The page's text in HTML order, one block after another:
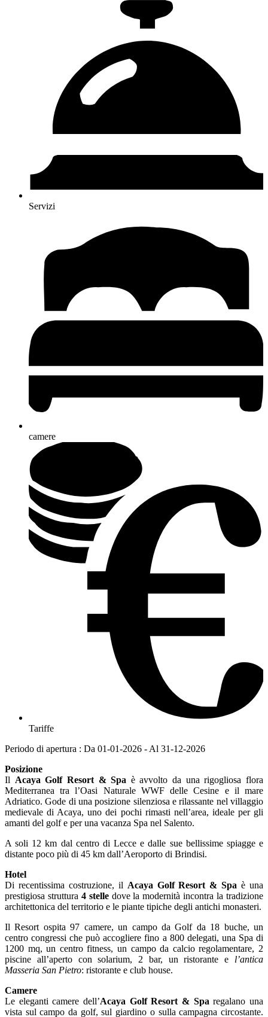
Servizi
camere
Tariffe
Periodo di apertura : Da 01-01-2026 - Al 31-12-2026
Posizione
Il Acaya Golf Resort & Spa è avvolto da una rigogliosa flora
Mediterranea tra l’Oasi Naturale WWF delle Cesine e il mare
Adriatico. Gode di una posizione silenziosa e rilassante nel villaggio
medievale di Acaya, uno dei pochi rimasti nell’area, ideale per gli
amanti del golf e per una vacanza Spa nel Salento.
A soli 12 km dal centro di Lecce e dalle sue bellissime spiagge e
distante poco più di 45 km dall’Aeroporto di Brindisi.
Hotel
Di recentissima costruzione, il Acaya Golf Resort & Spaè una
prestigiosa struttura 4 stelledove la modernità incontra la tradizione
architettonica del territorio e le piante tipiche degli antichi monasteri.
Il Resort ospita 97 camere, un campo da Golf da 18 buche, un
centro congressi che può accogliere fino a 800 delegati, una Spa di
1200 mq, un centro fitness, un campo da calcio regolamentare, 2
piscine all’aperto con solarium, 2 bar, un ristorante e l’antica
Masseria San Pietro: ristorante e club house.
Camere
Le eleganti camere dell’Acaya Golf Resort & Spa regalano una
vista sul campo da golf, sul giardino o sulla campagna circostante.